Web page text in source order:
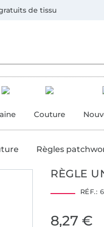
de tissu
Couture
Règles
RÈGLE
RÉF.:
8,27 €
bleue, PayPal,